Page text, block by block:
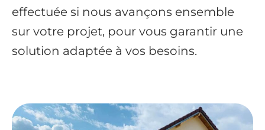
effectuée si nous avançons ensemble
sur votre projet, pour vous garantir une
solution adaptée à vos besoins.